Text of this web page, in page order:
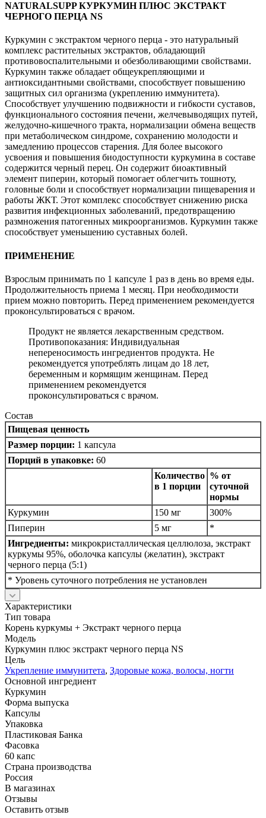
NATURALSUPP КУРКУМИН ПЛЮС ЭКСТРАКТ
ЧЕРНОГО ПЕРЦА NS
Куркумин с экстрактом черного перца - это натуральный
комплекс растительных экстрактов, обладающий
противовоспалительными и обезболивающими свойствами.
Куркумин также обладает общеукрепляющими и
антиоксидантными свойствами, способствует повышению
защитных сил организма (укреплению иммунитета).
Способствует улучшению подвижности и гибкости суставов,
функционального состояния печени, желчевыводящих путей,
желудочно-кишечного тракта, нормализации обмена веществ
при метаболическом синдроме, сохранению молодости и
замедлению процессов старения. Для более высокого
усвоения и повышения биодоступности куркумина в составе
содержится черный перец. Он содержит биоактивный
элемент пиперин, который помогает облегчить тошноту,
головные боли и способствует нормализации пищеварения и
работы ЖКТ. Этот комплекс способствует снижению риска
развития инфекционных заболеваний, предотвращению
размножения патогенных микроорганизмов. Куркумин также
способствует уменьшению суставных болей.
ПРИМЕНЕНИЕ
Взрослым принимать по 1 капсуле 1 раз в день во время еды.
Продолжительность приема 1 месяц. При необходимости
прием можно повторить. Перед применением рекомендуется
проконсультироваться с врачом.
Продукт не является лекарственным средством.
Противопоказания: Индивидуальная
непереносимость ингредиентов продукта. Не
рекомендуется употреблять лицам до 18 лет,
беременным и кормящим женщинам. Перед
применением рекомендуется
проконсультироваться с врачом.
Состав
Пищевая ценность
Размер порции: 1 капсула
Порций в упаковке: 60
Количество
в 1 порции
% от
суточной
нормы
Куркумин
150 мг
300%
Пиперин
5 мг
*
Ингредиенты: микрокристаллическая целлюлоза, экстракт
куркумы 95%, оболочка капсулы (желатин), экстракт
черного перца (5:1)
* Уровень суточного потребления не установлен
Характеристики
Тип товара
Корень куркумы + Экстракт черного перца
Модель
Куркумин плюс экстракт черного перца NS
Цель
Укрепление иммунитета, Здоровые кожа, волосы, ногти
Основной ингредиент
Куркумин
Форма выпуска
Капсулы
Упаковка
Пластиковая Банка
Фасовка
60 капс
Страна производства
Россия
В магазинах
Отзывы
Оставить отзыв